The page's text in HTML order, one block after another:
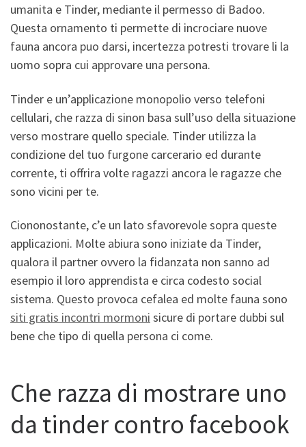
umanita e Tinder, mediante il permesso di Badoo.
Questa ornamento ti permette di incrociare nuove
fauna ancora puo darsi, incertezza potresti trovare li la
uomo sopra cui approvare una persona.
Tinder e un’applicazione monopolio verso telefoni
cellulari, che razza di sinon basa sull’uso della situazione
verso mostrare quello speciale. Tinder utilizza la
condizione del tuo furgone carcerario ed durante
corrente, ti offrira volte ragazzi ancora le ragazze che
sono vicini per te.
Ciononostante, c’e un lato sfavorevole sopra queste
applicazioni. Molte abiura sono iniziate da Tinder,
qualora il partner ovvero la fidanzata non sanno ad
esempio il loro apprendista e circa codesto social
sistema. Questo provoca cefalea ed molte fauna sono
siti gratis incontri mormoni sicure di portare dubbi sul
bene che tipo di quella persona ci come.
Che razza di mostrare uno
da tinder contro facebook